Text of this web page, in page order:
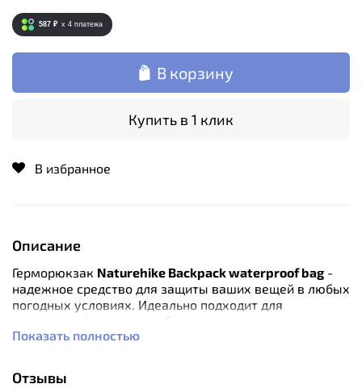
587 ₽ x 4 платежа
В корзину
Купить в 1 клик
В избранное
Описание
Герморюкзак Naturehike Backpack waterproof bag -
надежное средство для защиты ваших вещей в любых
погодных условиях. Идеально подходит для
активностей на воде, но будет неплохим подспорьем в
любом путешествии.
Небольшой объем спасет от влаги личные вещи -
Показать полностью
Отзывы